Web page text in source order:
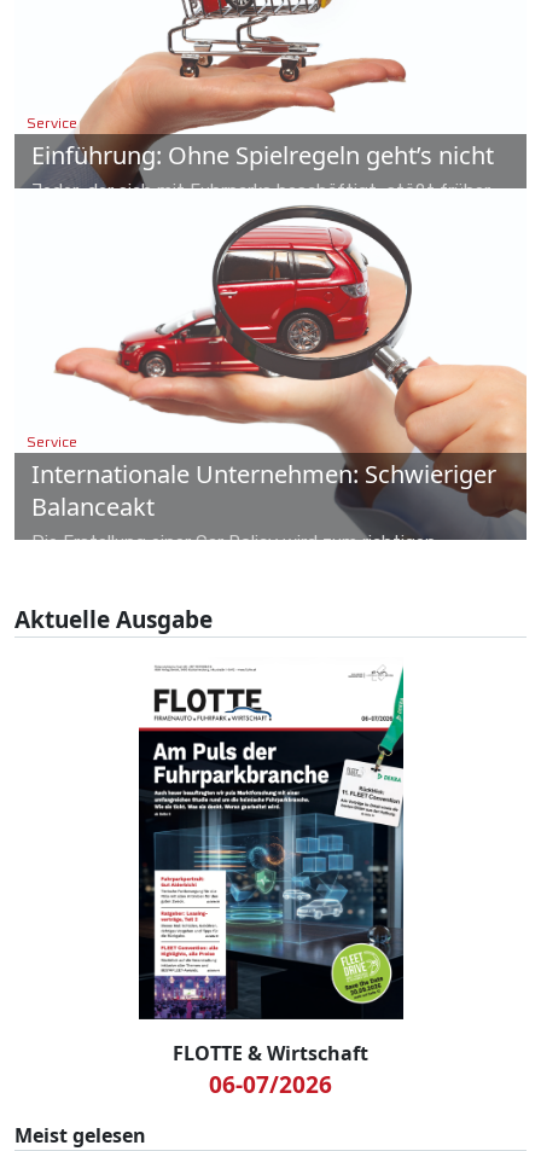
Service
Einführung: Ohne Spielregeln geht’s nicht
Jeder, der sich mit Fuhrparks beschäftigt, stößt früher
oder später auf die Car Policy. Dieses Regelwerk soll für
Klarheit bei der Fahrzeugbeschaffung und auf die Rechten
und Pflichten des Dienstwagenfahrers hinweisen.
Service
Internationale Unternehmen: Schwieriger
Balanceakt
Die Erstellung einer Car Policy wird zum richtigen
- zum Beispiel durch Konzernzukäufe - meistern muss.
Aktuelle Ausgabe
FLOTTE & Wirtschaft
06-07/2026
Meist gelesen